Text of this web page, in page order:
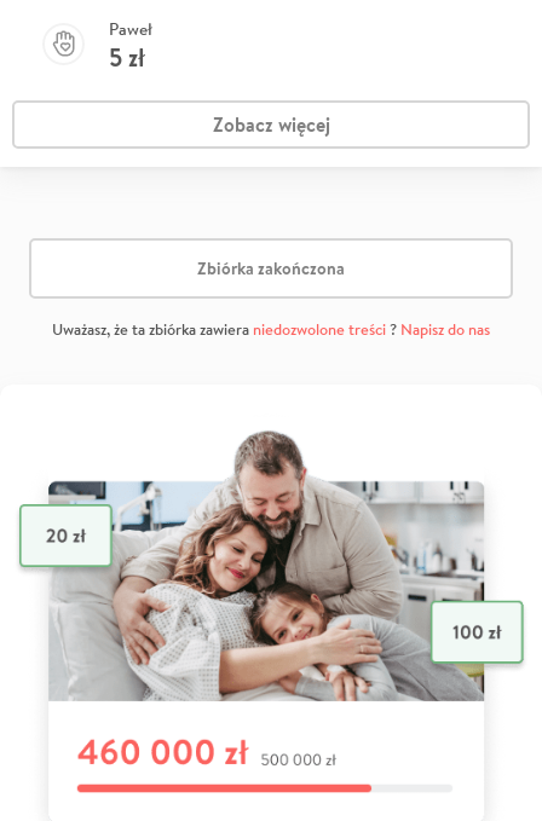
Paweł
5zł
Zobacz więcej
Zbiórka zakończona
Uważasz, że ta zbiórka zawiera niedozwolone treści? Napisz do nas